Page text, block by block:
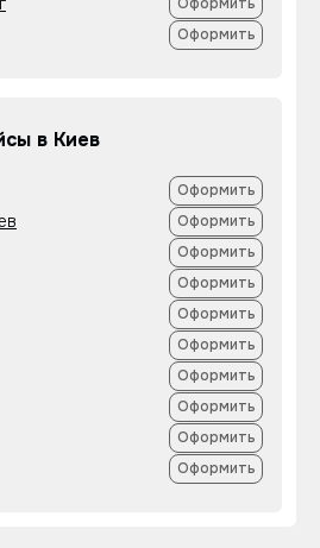
Оформить
в Киев
Оформить
Оформить
Оформить
Оформить
Оформить
Оформить
Оформить
Оформить
Оформить
Оформить